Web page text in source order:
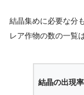
結晶集めに必要な分
レア作物の数の一覧
結晶の出現率